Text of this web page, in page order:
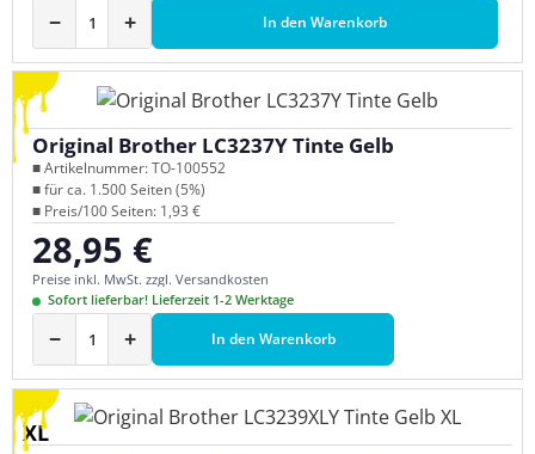
− + In den Warenkorb
Original Brother LC3237Y Tinte Gelb
■ Artikelnummer: TO-100552
■ für ca. 1.500 Seiten (5%)
■ Preis/100 Seiten: 1,93 €
Regulärer Preis:
28,95 €
Preise inkl. MwSt. zzgl. Versandkosten
Sofort lieferbar! Lieferzeit 1-2 Werktage
− + In den Warenkorb
XL